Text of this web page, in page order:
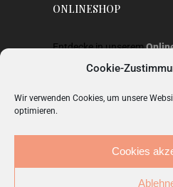
Cookie-
Wir verwenden Cookies, um unsere
optimieren.
Cookies
ONLINESHOP
Entdecke in unserem
Lieblingsstücke aus
Mode.